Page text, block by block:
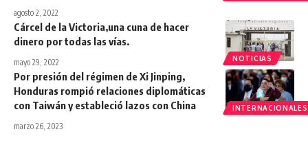
agosto 2, 2022
NOTICIAS
Cárcel de la Victoria,una cuna de hacer
dinero por todas las vías.
mayo 29, 2022
INTERNACIONALES
Por presión del régimen de Xi Jinping,
Honduras rompió relaciones diplomáticas
con Taiwán y estableció lazos con China
marzo 26, 2023